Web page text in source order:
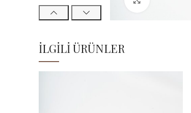
İLGILI ÜRÜNLER